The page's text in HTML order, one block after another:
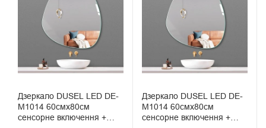
Дзеркало DUSEL LED DE-
M1014 60смх80см
сенсорне включення +
Дзеркало DUSEL LED DE-
M1014 60смх80см
сенсорне включення +